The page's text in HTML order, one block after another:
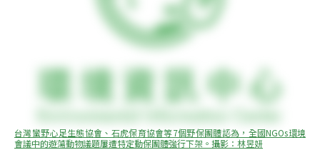
台灣蠻野心足生態協會、石虎保育協會等7個野保團體認為，全國NGOs環境
會議中的遊蕩動物議題屢遭特定動保團體強行下架。攝影：林昱妍